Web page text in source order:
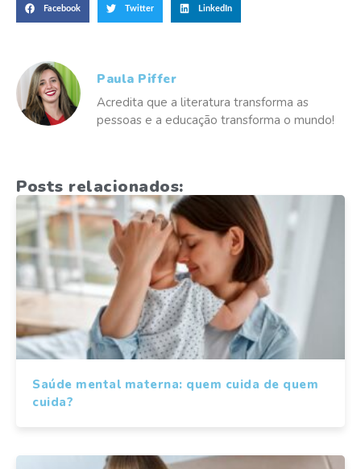
Facebook Twitter LinkedIn
Paula Piffer
Acredita que a literatura transforma as
pessoas e a educação transforma o mundo!
Posts relacionados:
Saúde mental materna: quem cuida de quem
cuida?